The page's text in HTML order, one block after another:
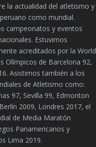
la actualidad del atletismo y
como mundial.
campeonatos y eventos
Estuvimos
acreditados por la World
Olímpicos de Barcelona 92,
Asistimos también a los
de Atletismo como:
97, Sevilla 99, Edmonton
2009, Londres 2017, el
de Media Maratón
Panamericanos y
Lima 2019.